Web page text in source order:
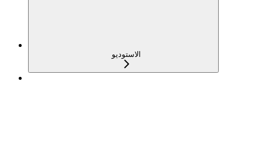
الاستوديو